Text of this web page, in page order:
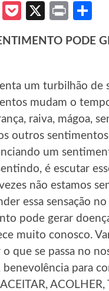
RedditPocket
X Print
PODE
um turbilhão de
mudam o
raiva, mágoa,
outros
um
é escutar
não estamos
essa sensação
pode gerar
muito conosco.
que se passa no
para